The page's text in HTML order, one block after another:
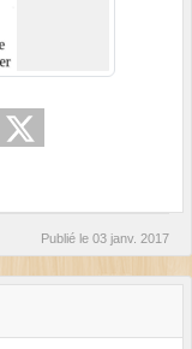
Publié le 03 janv. 2017